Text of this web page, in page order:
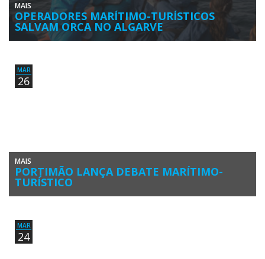
MAIS
OPERADORES MARÍTIMO-TURÍSTICOS
SALVAM ORCA NO ALGARVE
Durante os primeiros três dias de agosto a costa do barlavento
MAR
26
MAIS
PORTIMÃO LANÇA DEBATE MARÍTIMO-
TURÍSTICO
Portimão recebeu o I Congresso Nacional das Marítimo-Turísticas, no
MAR
24